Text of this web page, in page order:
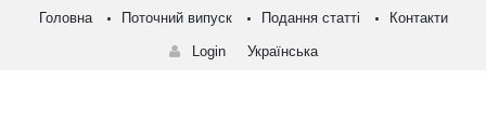
Головна Поточний випуск Подання статті Контакти
Login Українська